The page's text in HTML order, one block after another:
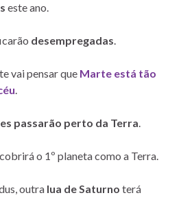
este ano.
desempregadas.
vai pensar que Marte está tão
.
passarão perto da Terra.
o 1º planeta como a Terra.
outra lua de Saturno terá